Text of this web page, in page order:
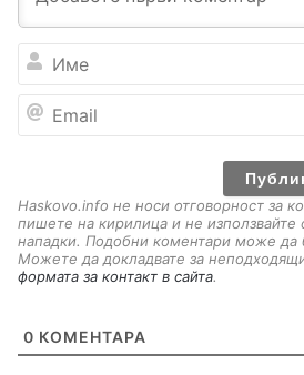
Haskovo.info не носи отговорност за
пишете на кирилица и не
нападки. Подобни коментари може да
Можете да докладвате за
формата за контакт в сайта.
0 КОМЕНТАРА